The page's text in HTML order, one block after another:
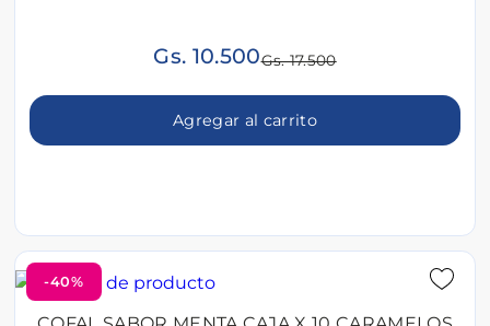
Gs. 10.500Gs. 17.500
Agregar al carrito
-40%